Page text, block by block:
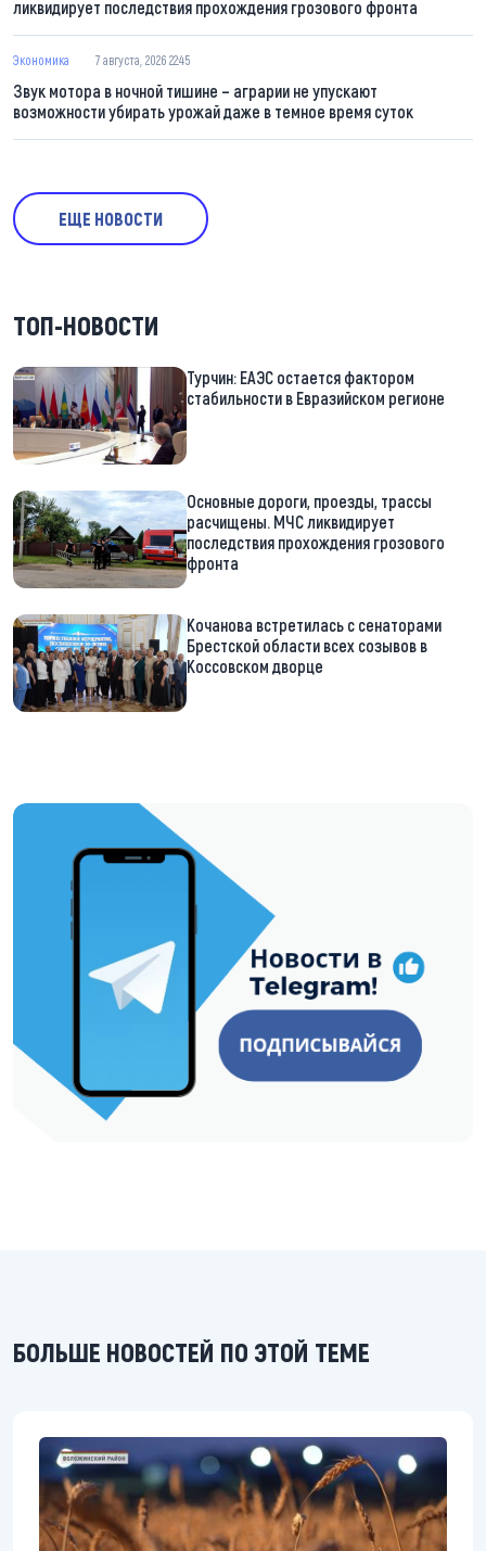
ликвидирует последствия прохождения грозового фронта
Экономика 7 августа, 2026 22:45
Звук мотора в ночной тишине – аграрии не упускают
возможности убирать урожай даже в темное время суток
ЕЩЕ НОВОСТИ
ТОП-НОВОСТИ
Турчин: ЕАЭС остается фактором
стабильности в Евразийском регионе
Основные дороги, проезды, трассы
расчищены. МЧС ликвидирует
последствия прохождения грозового
фронта
Кочанова встретилась с сенаторами
Брестской области всех созывов в
Коссовском дворце
https://t.me/minskctvby
БОЛЬШЕ НОВОСТЕЙ ПО ЭТОЙ ТЕМЕ